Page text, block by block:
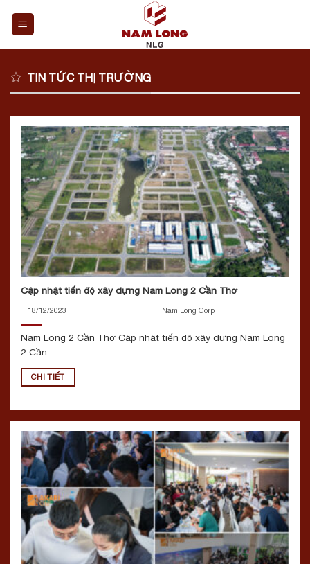
TIN TỨC THỊ TRƯỜNG
Cập nhật tiến độ xây dựng Nam Long 2 Cần Thơ
18/12/2023 Nam Long Corp
Nam Long 2 Cần Thơ Cập nhật tiến độ xây dựng Nam Long
2 Cần...
CHI TIẾT